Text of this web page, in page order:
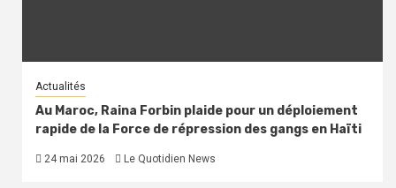
Actualités
Au Maroc, Raina Forbin plaide pour un déploiement
rapide de la Force de répression des gangs en Haïti
24 mai 2026 Le Quotidien News